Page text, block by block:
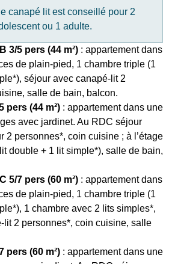
le canapé lit est conseillé pour 2
ou 1 adulte.
3/5 pers (44 m²) : appartement dans
de plain-pied, 1 chambre triple (1
séjour avec canapé-lit 2
salle de bain, balcon.
pers (44 m²) : appartement dans une
avec jardinet. Au RDC séjour
2 personnes*, coin cuisine ; à l’étage
double + 1 lit simple*), salle de bain,
5/7 pers (60 m²) : appartement dans
de plain-pied, 1 chambre triple (1
1 chambre avec 2 lits simples*,
lit 2 personnes*, coin cuisine, salle
pers (60 m²) : appartement dans une